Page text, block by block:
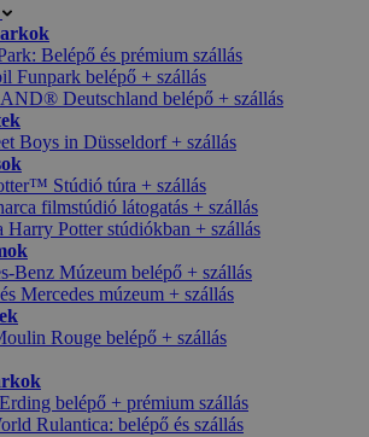
Belépő és prémium szállás
Funpark belépő + szállás
Deutschland belépő + szállás
Boys in Düsseldorf + szállás
Stúdió túra + szállás
filmstúdió látogatás + szállás
Harry Potter stúdiókban + szállás
Benz Múzeum belépő + szállás
Mercedes múzeum + szállás
Rouge belépő + szállás
belépő + prémium szállás
Rulantica: belépő és szállás